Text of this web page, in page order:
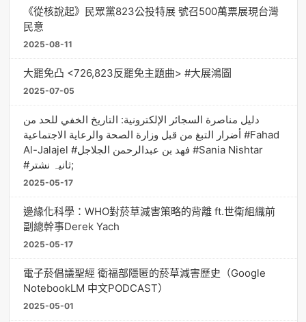
《從核說起》民眾黨823公投特展 號召500萬票展現台灣
民意
2025-08-11
大罷免凸 <726,823反罷免主題曲> #大展鴻圖
2025-07-05
دليل مناصرة السجائر الإلكترونية: التاريخ الخفي للحد من
أضرار التبغ من قبل وزارة الصحة والرعاية الاجتماعية #Fahad
Al-Jalajel #فهد بن عبدالرحمن الجلاجل #Sania Nishtar
#ثانیہ نشتر;
2025-05-17
邊緣化科學：WHO對菸草減害策略的背離 ft.世衛組織前
副總幹事Derek Yach
2025-05-17
電子菸倡議聖經 衛福部隱匿的菸草減害歷史（Google
NotebookLM 中文PODCAST）
2025-05-01